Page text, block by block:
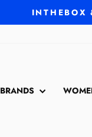
INTHEBOX
BRANDS